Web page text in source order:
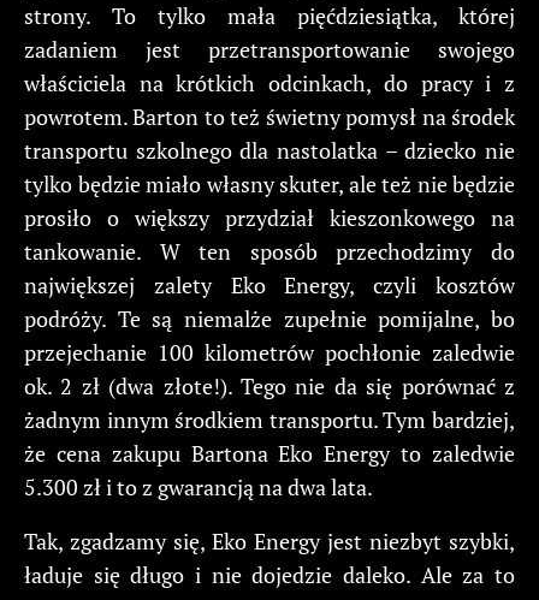
strony. To tylko mała pięćdziesiątka, której
zadaniem jest przetransportowanie swojego
właściciela na krótkich odcinkach, do pracy i z
powrotem. Barton to też świetny pomysł na środek
transportu szkolnego dla nastolatka – dziecko nie
tylko będzie miało własny skuter, ale też nie będzie
prosiło o większy przydział kieszonkowego na
tankowanie. W ten sposób przechodzimy do
największej zalety Eko Energy, czyli kosztów
podróży. Te są niemalże zupełnie pomijalne, bo
przejechanie 100 kilometrów pochłonie zaledwie
ok. 2 zł (dwa złote!). Tego nie da się porównać z
żadnym innym środkiem transportu. Tym bardziej,
że cena zakupu Bartona Eko Energy to zaledwie
5.300 zł i to z gwarancją na dwa lata.
Tak, zgadzamy się, Eko Energy jest niezbyt szybki,
ładuje się długo i nie dojedzie daleko. Ale za to